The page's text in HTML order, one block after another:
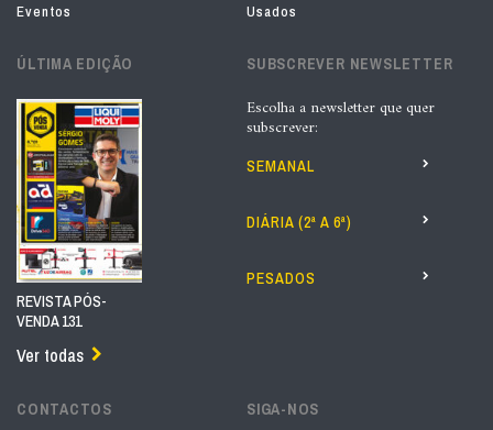
Eventos
Usados
ÚLTIMA EDIÇÃO
REVISTA PÓS-
VENDA 131
Ver todas
SUBSCREVER NEWSLETTER
Escolha a newsletter que quer
subscrever:
SEMANAL
DIÁRIA (2ª A 6ª)
PESADOS
CONTACTOS SIGA-NOS